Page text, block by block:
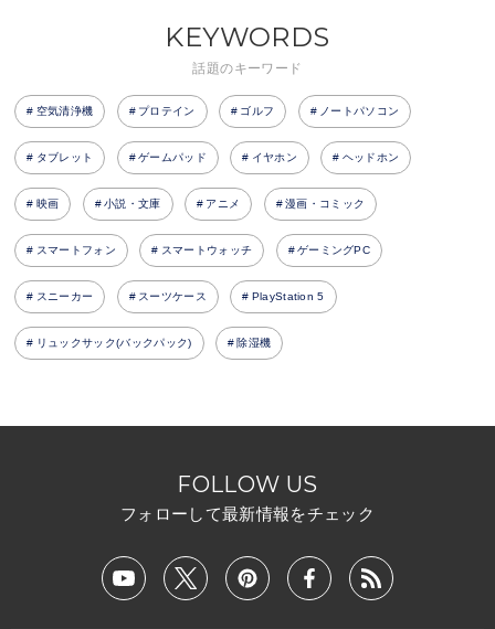
KEYWORDS
話題のキーワード
空気清浄機 プロテイン ゴルフ ノートパソコン
タブレット ゲームパッド イヤホン ヘッドホン
映画 小説・文庫 アニメ 漫画・コミック
スマートフォン スマートウォッチ ゲーミングPC
スニーカー スーツケース PlayStation 5
リュックサック(バックパック) 除湿機
FOLLOW US
フォローして最新情報をチェック